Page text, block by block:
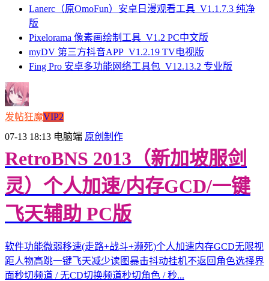
Lanerc（原OmoFun）安卓日漫观看工具_V1.1.7.3 纯净
版
Pixelorama 像素画绘制工具_V1.2 PC中文版
myDV 第三方抖音APP_V1.2.19 TV电视版
Fing Pro 安卓多功能网络工具包_V12.13.2 专业版
发帖狂魔VIP2
07-13 18:13 电脑端 原创制作
RetroBNS 2013（新加坡服剑
灵）个人加速/内存GCD/一键
飞天辅助 PC版
软件功能微弱移速(走路+战斗+濒死)个人加速内存GCD无限视
距人物高跳一键飞天减少读图暴击抖动挂机不返回角色选择界
面秒切频道 / 无CD切换频道秒切角色 / 秒...